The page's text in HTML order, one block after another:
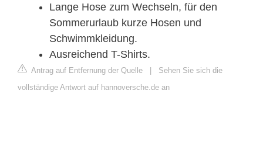
Lange Hose zum Wechseln, für den
Sommerurlaub kurze Hosen und
Schwimmkleidung.
Ausreichend T-Shirts.
Antrag auf Entfernung der Quelle | Sehen Sie sich die
vollständige Antwort auf hannoversche.de an